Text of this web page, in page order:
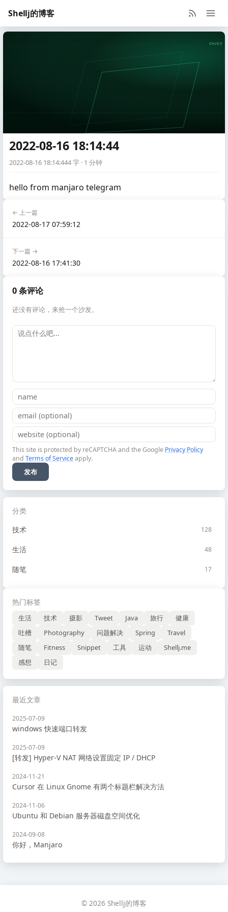
Shellj的博客
分类
技术
128
生活 48
随笔 17
热门标签
生活 技术 摄影 Tweet Java 旅行
健康
吐槽
Photography 问题解决 Spring
Travel
随笔
Fitness Snippet 工具 运动
Shellj.me
感想
日记
SHUGO
2022-08-16 18:14:44
2022-08-16 18:14:444 字 · 1 分钟
hello from manjaro telegram
← 上一篇
2022-08-17 07:59:12
下一篇 →
2022-08-16 17:41:30
0 条评论
还没有评论，来抢一个沙发。
This site is protected by reCAPTCHA and the Google Privacy Policy
and Terms of Serviceapply.
发布
最近文章
2025-07-09
windows 快速端口转发
2025-07-09
[转发] Hyper-V NAT 网络设置固定 IP / DHCP
2024-11-21
Cursor 在 Linux Gnome 有两个标题栏解决方法
2024-11-06
Ubuntu 和 Debian 服务器磁盘空间优化
2024-09-08
你好，Manjaro
© 2026 Shellj的博客